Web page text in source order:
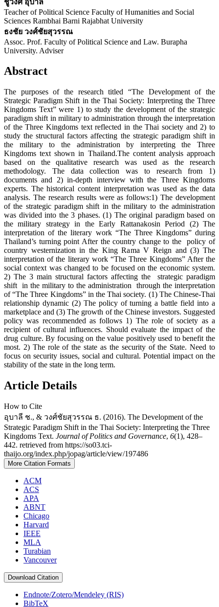
Teacher of Political Science Faculty of Humanities and Social
Sciences Rambhai Barni Rajabhat University
ธงชัย วงศ์ชัยสุวรรณ
Assoc. Prof. Faculty of Political Science and Law. Burapha
University. Adviser
Abstract
The purposes of the research titled “The Development of the
Strategic Paradigm Shift in the Thai Society: Interpreting the Three
Kingdoms Text” were 1) to study the development of the strategic
paradigm shift in military to administration through the interpretation
of the Three Kingdoms text reflected in the Thai society and 2) to
study the structural factors affecting the strategic paradigm shift in
the military to the administration by interpreting the Three
Kingdoms text shown in Thailand.The content analysis approach
based on the qualitative research was used as the research
methodology. The data collection was to research from 1)
documents and 2) in-depth interview with the Three Kingdoms
experts. The historical content interpretation was used as the data
analysis. The research results were as follows:1) The development
of the strategic paradigm shift in the military to the administration
was divided into the 3 phases. (1) The original paradigm based on
the military strategy in the Early Rattanakosin Period (2) The
interpretation of the literary work “The Three Kingdoms” during
Thailand’s turning point After the country change to the policy of
country westernization in the King Rama V Reign and (3) The
interpretation of the literary work “The Three Kingdoms” After the
social context was changed to be focused on the economic system.
2) The 3 main structural factors affecting the strategic paradigm
shift in the military to the administration through the interpretation
of “The Three Kingdoms” in the Thai society. (1) The Chinese-Thai
relationship dynamic (2) The policy of turning a battle field into a
marketplace and (3) The growth of the Chinese investors. Suggested
policy was recommended as follows 1) The role of society as a
recipient of cultural influences. Should evaluate the impact of the
drug culture. By focusing on the value positively used to benefit the
most. 2) The role of the state as the security of the State. Need to
focus on security issues, social and cultural. Potential impact on the
stability of the state in the long term.
Article Details
How to Cite
อุบาลี ช., & วงศ์ชัยสุวรรณ ธ. (2016). The Development of the
Strategic Paradigm Shift in the Thai Society: Interpreting the Three
Kingdoms Text. Journal of Politics and Governance, 6(1), 428–
442. retrieved from https://so03.tci-
thaijo.org/index.php/jopag/article/view/197486
More Citation Formats
ACM
ACS
APA
ABNT
Chicago
Harvard
IEEE
MLA
Turabian
Vancouver
Download Citation
Endnote/Zotero/Mendeley (RIS)
BibTeX